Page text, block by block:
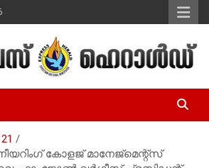
– Malayalam
21
കോളജ് മാനേജ്‌മെന്റ്‌സ്